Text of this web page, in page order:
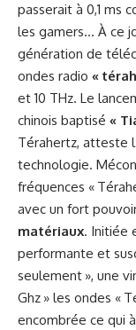
passerait à 0,1 ms
les gamers… À ce
génération de
ondes radio «
et 10 THz. Le
chinois baptisé «
Térahertz, atteste
technologie.
fréquences «
avec un fort
matériaux. Initiée
performante et
seulement », une
Ghz » les ondes «
encombrée ce qui